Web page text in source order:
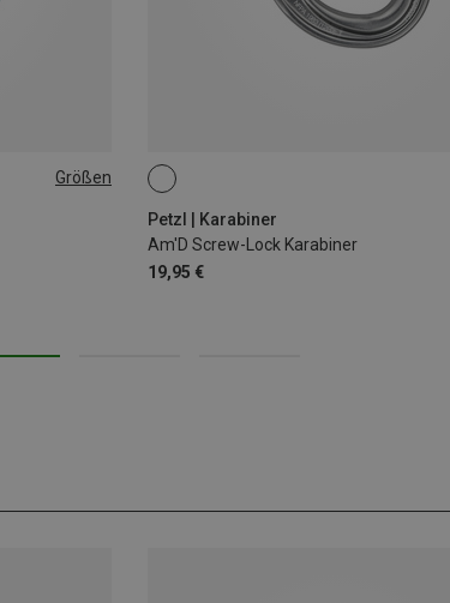
Größen
Petzl | Karabiner
Am'D Screw-Lock Karabiner
19,95 €
SCREW-LOCK